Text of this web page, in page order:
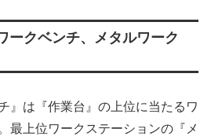
ークベンチ、メタルワーク
』は『作業台』の上位に当たるワ
最上位ワークステーションの『メ